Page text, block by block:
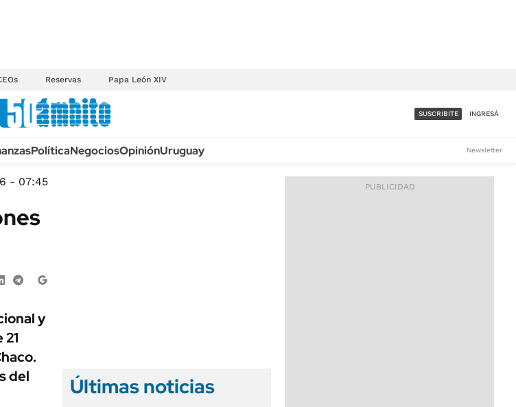
Reservas Papa León XIV
ACCESO FULL - $1.800/MES
SUSCRIBITE INGRESÁ
PolíticaNegociosOpiniónUruguay Newsletter
- 07:45
y
del
Últimas noticias